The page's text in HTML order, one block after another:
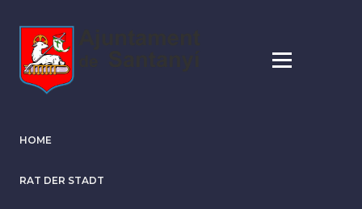
zum
Inhalt
HOME
RAT DER STADT